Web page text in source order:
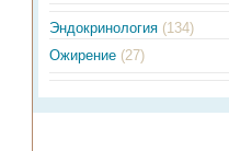
Эндокринология (134)
Ожирение (27)